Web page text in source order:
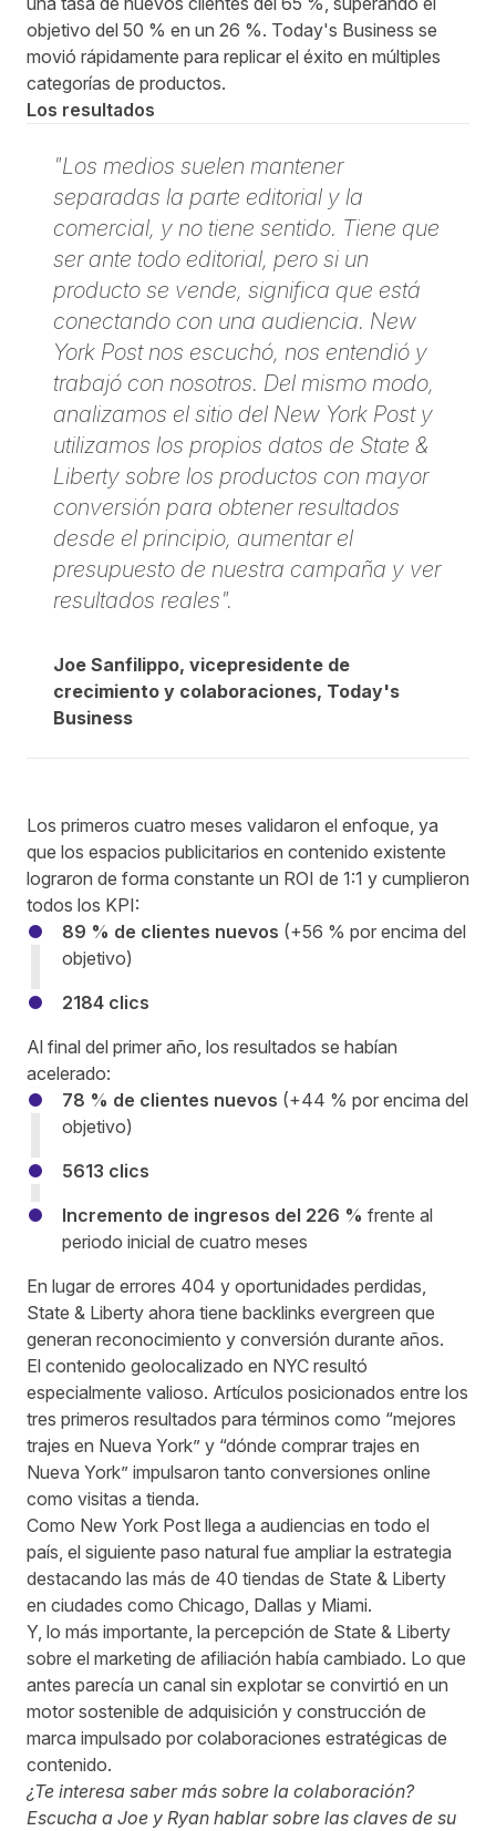
objetivo del 50 % en un 26 %. Today's Business se
movió rápidamente para replicar el éxito en múltiples
categorías de productos.
Los resultados
"Los medios suelen mantener
separadas la parte editorial y la
comercial, y no tiene sentido. Tiene que
ser ante todo editorial, pero si un
producto se vende, significa que está
conectando con una audiencia. New
York Post nos escuchó, nos entendió y
trabajó con nosotros. Del mismo modo,
analizamos el sitio del New York Post y
utilizamos los propios datos de State &
Liberty sobre los productos con mayor
conversión para obtener resultados
desde el principio, aumentar el
presupuesto de nuestra campaña y ver
resultados reales".
Joe Sanfilippo, vicepresidente de
crecimiento y colaboraciones, Today's
Business
Los primeros cuatro meses validaron el enfoque, ya
que los espacios publicitarios en contenido existente
lograron de forma constante un ROI de 1:1 y cumplieron
todos los KPI:
89 % de clientes nuevos (+56 % por encima del
objetivo)
2184 clics
Al final del primer año, los resultados se habían
acelerado:
78 % de clientes nuevos (+44 % por encima del
objetivo)
5613 clics
Incremento de ingresos del 226 % frente al
periodo inicial de cuatro meses
En lugar de errores 404 y oportunidades perdidas,
State & Liberty ahora tiene backlinks evergreen que
generan reconocimiento y conversión durante años.
El contenido geolocalizado en NYC resultó
especialmente valioso. Artículos posicionados entre los
tres primeros resultados para términos como “mejores
trajes en Nueva York” y “dónde comprar trajes en
Nueva York” impulsaron tanto conversiones online
como visitas a tienda.
Como New York Post llega a audiencias en todo el
país, el siguiente paso natural fue ampliar la estrategia
destacando las más de 40 tiendas de State & Liberty
en ciudades como Chicago, Dallas y Miami.
Y, lo más importante, la percepción de State & Liberty
sobre el marketing de afiliación había cambiado. Lo que
antes parecía un canal sin explotar se convirtió en un
motor sostenible de adquisición y construcción de
marca impulsado por colaboraciones estratégicas de
contenido.
¿Te interesa saber más sobre la colaboración?
Escucha a Joe y Ryan hablar sobre las claves de su